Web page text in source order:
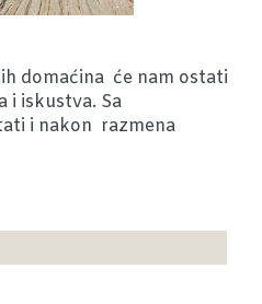
domaćina će nam ostati
i iskustva. Sa
i nakon razmena